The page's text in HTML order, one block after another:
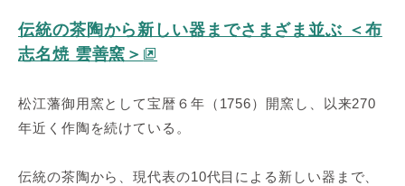
伝統の茶陶から新しい器までさまざま並ぶ ＜布
志名焼 雲善窯＞
松江藩御用窯として宝暦６年（1756）開窯し、以来270
年近く作陶を続けている。
伝統の茶陶から、現代表の10代目による新しい器まで、